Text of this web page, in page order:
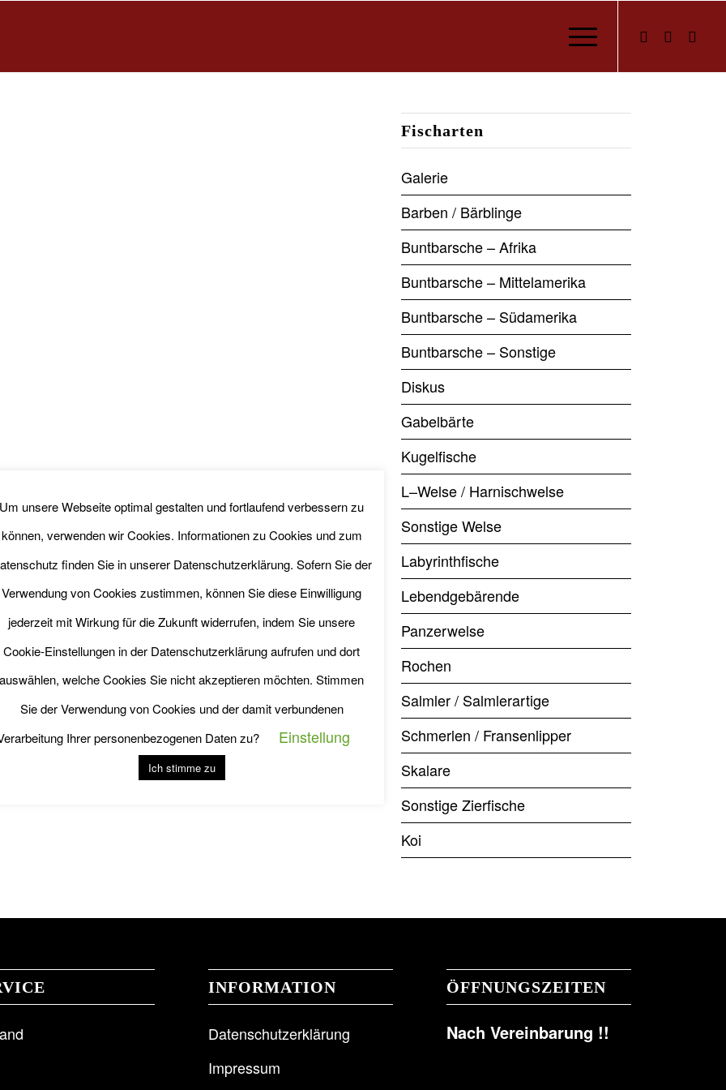
Fischarten
Galerie
Barben / Bärblinge
Buntbarsche – Afrika
Buntbarsche – Mittelamerika
Buntbarsche – Südamerika
Buntbarsche – Sonstige
Diskus
Gabelbärte
Kugelfische
L–Welse / Harnischwelse
Sonstige Welse
Labyrinthfische
Lebendgebärende
Panzerwelse
Rochen
Salmler / Salmlerartige
Schmerlen / Fransenlipper
Skalare
Sonstige Zierfische
Koi
INFORMATION
Datenschutzerklärung
Impressum
ÖFFNUNGSZEITEN
Nach Vereinbarung !!
Um unsere Webseite optimal gestalten und fortlaufend verbessern zu
können, verwenden wir Cookies. Informationen zu Cookies und zum
finden Sie in unserer Datenschutzerklärung. Sofern Sie der
Verwendung von Cookies zustimmen, können Sie diese Einwilligung
jederzeit mit Wirkung für die Zukunft widerrufen, indem Sie unsere
Cookie-Einstellungen in der Datenschutzerklärung aufrufen und dort
auswählen, welche Cookies Sie nicht akzeptieren möchten. Stimmen
Sie der Verwendung von Cookies und der damit verbundenen
Ihrer personenbezogenen Daten zu?
Einstellung
Ich stimme zu